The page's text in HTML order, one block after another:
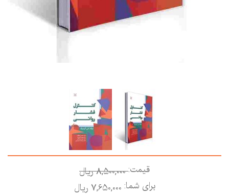
قیمت:8,500,000 ريال
برای شما:7,650,000 ريال